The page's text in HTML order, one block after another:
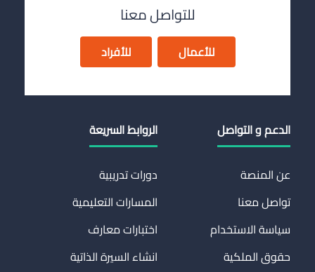
للتواصل معنا
للأعمال للأفراد
الدعم و التواصل
عن المنصة
تواصل معنا
سياسة الاستخدام
حقوق الملكية
الروابط السريعة
دورات تدريبية
المسارات التعليمية
اختبارات معارف
انشاء السيرة الذاتية